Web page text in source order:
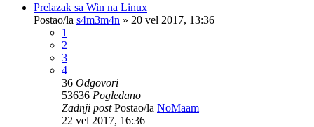
Prelazak sa Win na Linux
Postao/la s4m3m4n » 20 vel 2017, 13:36
1
2
3
4
36 Odgovori
53636 Pogledano
Zadnji postPostao/la NoMaam
22 vel 2017, 16:36